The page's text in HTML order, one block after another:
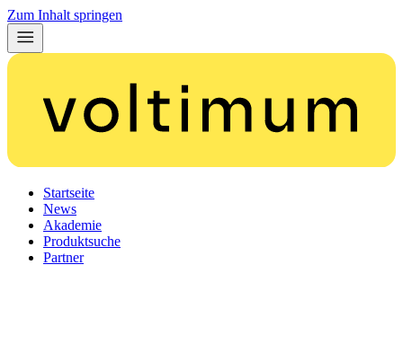
Zum Inhalt springen
Startseite
News
Akademie
Produktsuche
Partner